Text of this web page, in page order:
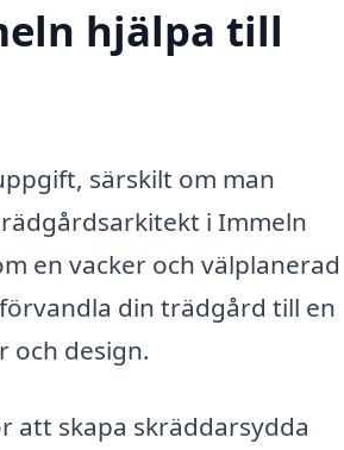
hjälpa till
särskilt om man
i Immeln
en vacker och välplanerad
din trädgård till en
och design.
att skapa skräddarsydda